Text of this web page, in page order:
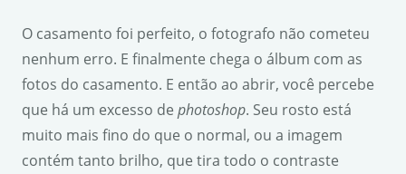
O casamento foi perfeito, o fotografo não cometeu
nenhum erro. E finalmente chega o álbum com as
fotos do casamento. E então ao abrir, você percebe
que há um excesso de photoshop. Seu rosto está
muito mais fino do que o normal, ou a imagem
contém tanto brilho, que tira todo o contraste